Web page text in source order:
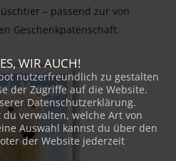
– passend zur von
Geschenkpatenschaft.
WIR AUCH!
nutzerfreundlich zu gestalten
der Zugriffe auf die Website.
Datenschutzerklärung.
du verwalten, welche Art von
Auswahl kannst du über den
der Website jederzeit